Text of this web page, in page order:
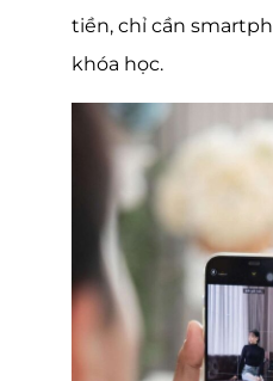
tiền, chỉ cần
khóa học.